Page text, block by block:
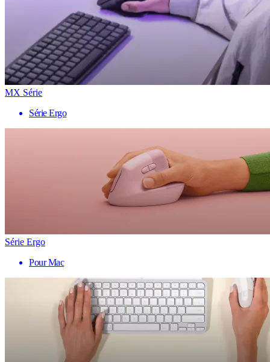
MX Série
Série Ergo
Série Ergo
Pour Mac